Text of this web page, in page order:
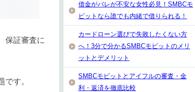
保証審査に
す。
借金がバレが不安な女性必見！SMBCモ
ビットなら誰でも内緒で借りられる！
カードローン選びで失敗したくない方
へ！3分で分かるSMBCモビットのメリ
ットとデメリット
SMBCモビットとアイフルの審査・金
利・返済を徹底比較